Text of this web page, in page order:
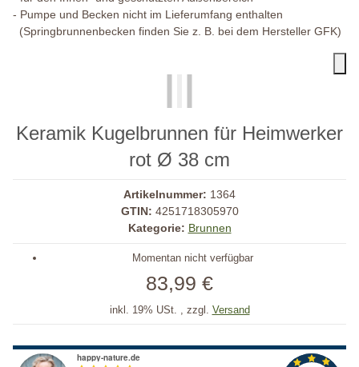
- Pumpe und Becken nicht im Lieferumfang enthalten
(Springbrunnenbecken finden Sie z. B. bei dem Hersteller GFK)
Keramik Kugelbrunnen für Heimwerker
rot Ø 38 cm
Artikelnummer: 1364
GTIN: 4251718305970
Kategorie: Brunnen
Momentan nicht verfügbar
83,99 €
inkl. 19% USt. , zzgl. Versand